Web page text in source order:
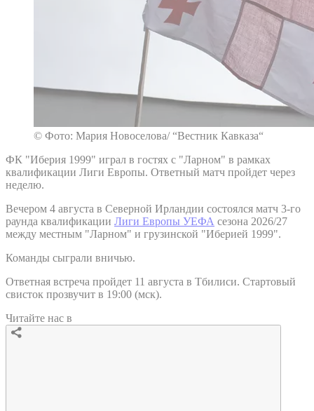
© Фото: Мария Новоселова/ “Вестник Кавказа“
ФК "Иберия 1999" играл в гостях с "Ларном" в рамках
квалификации Лиги Европы. Ответный матч пройдет через
неделю.
Вечером 4 августа в Северной Ирландии состоялся матч 3-го
раунда квалификации Лиги Европы УЕФА сезона 2026/27
между местным "Ларном" и грузинской "Иберией 1999".
Команды сыграли вничью.
Ответная встреча пройдет 11 августа в Тбилиси. Стартовый
свисток прозвучит в 19:00 (мск).
Читайте нас в